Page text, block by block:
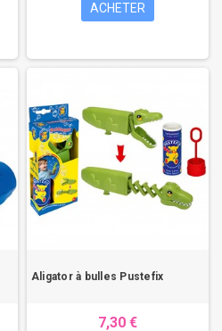
ACHETER
Aligator à bulles Pustefix
7,30 €